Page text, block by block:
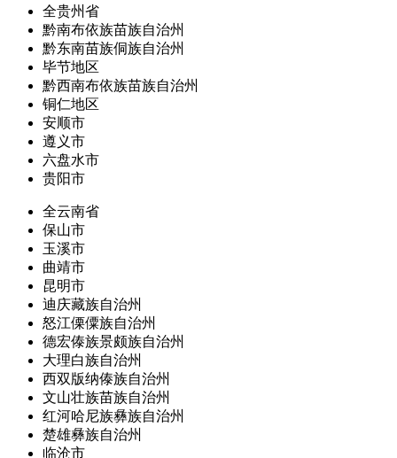
全贵州省
黔南布依族苗族自治州
黔东南苗族侗族自治州
毕节地区
黔西南布依族苗族自治州
铜仁地区
安顺市
遵义市
六盘水市
贵阳市
全云南省
保山市
玉溪市
曲靖市
昆明市
迪庆藏族自治州
怒江傈僳族自治州
德宏傣族景颇族自治州
大理白族自治州
西双版纳傣族自治州
文山壮族苗族自治州
红河哈尼族彝族自治州
楚雄彝族自治州
临沧市